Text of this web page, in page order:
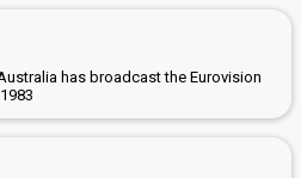
has broadcast the Eurovision